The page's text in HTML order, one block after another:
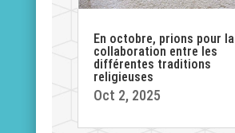
En octobre, prions pour la
collaboration entre les
différentes traditions
religieuses
Oct 2, 2025